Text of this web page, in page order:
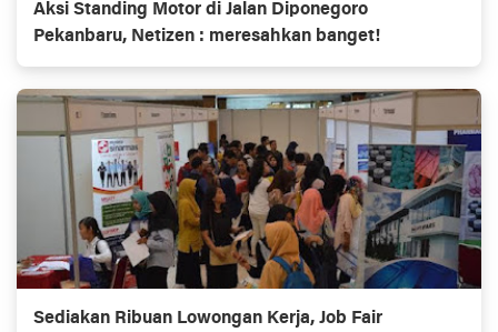
Aksi Standing Motor di Jalan Diponegoro
Pekanbaru, Netizen : meresahkan banget!
Sediakan Ribuan Lowongan Kerja, Job Fair